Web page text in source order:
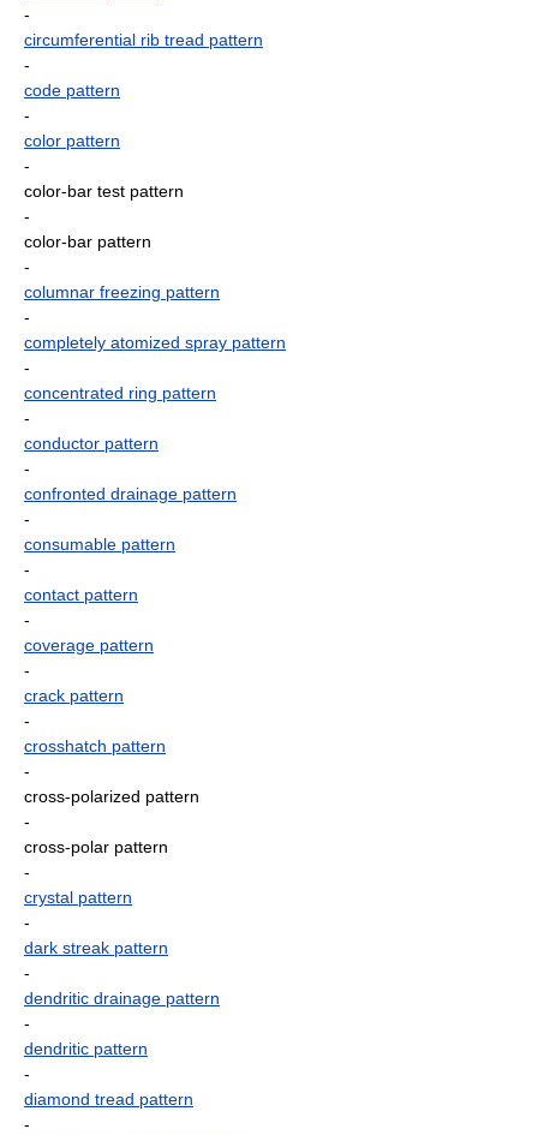
-
circumferential rib tread pattern
-
code pattern
-
color pattern
-
color-bar test pattern
-
color-bar pattern
-
columnar freezing pattern
-
completely atomized spray pattern
-
concentrated ring pattern
-
conductor pattern
-
confronted drainage pattern
-
consumable pattern
-
contact pattern
-
coverage pattern
-
crack pattern
-
crosshatch pattern
-
cross-polarized pattern
-
cross-polar pattern
-
crystal pattern
-
dark streak pattern
-
dendritic drainage pattern
-
dendritic pattern
-
diamond tread pattern
-